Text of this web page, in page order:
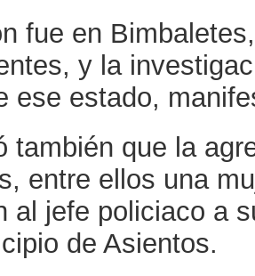
fue en
y la
ese estado,
también que la
entre ellos una
al jefe policiaco a
de Asientos.